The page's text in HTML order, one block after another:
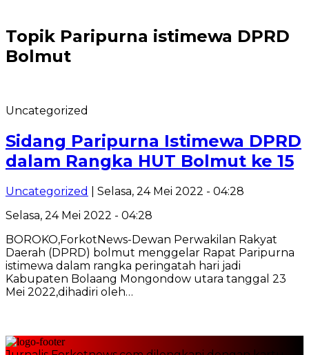
Topik Paripurna istimewa DPRD
Bolmut
Uncategorized
Sidang Paripurna Istimewa DPRD
dalam Rangka HUT Bolmut ke 15
Uncategorized
| Selasa, 24 Mei 2022 - 04:28
Selasa, 24 Mei 2022 - 04:28
BOROKO,ForkotNews-Dewan Perwakilan Rakyat
Daerah (DPRD) bolmut menggelar Rapat Paripurna
istimewa dalam rangka peringatah hari jadi
Kabupaten Bolaang Mongondow utara tanggal 23
Mei 2022,dihadiri oleh…